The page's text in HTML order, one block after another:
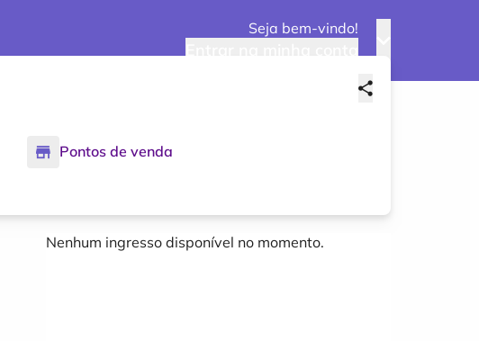
Seja bem-vindo!
Pontos de venda
Nenhum ingresso disponível no momento.